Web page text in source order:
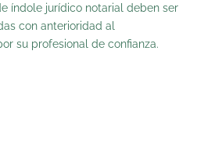
índole jurídico notarial deben ser
con anterioridad al
su profesional de confianza.